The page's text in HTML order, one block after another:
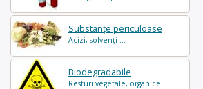
Substanțe periculoase
Acizi, solvenți ...
Biodegradabile
Resturi vegetale, organice..